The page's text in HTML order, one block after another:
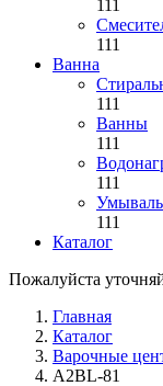
111
111
Ванна
111
Ванны
111
111
111
Каталог
Пожалуйста
Главная
Каталог
Варочные
A2BL-81